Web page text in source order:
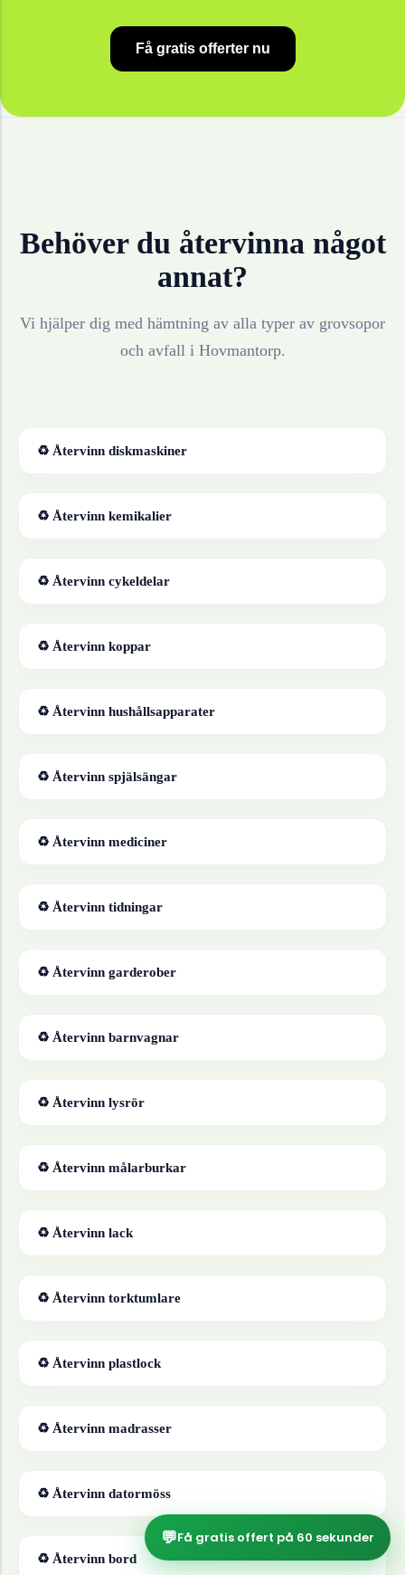
Få gratis offerter nu
Behöver du återvinna något
annat?
Vi hjälper dig med hämtning av alla typer av grovsopor
och avfall i Hovmantorp.
♻ Återvinn diskmaskiner
♻ Återvinn kemikalier
♻ Återvinn cykeldelar
♻ Återvinn koppar
♻ Återvinn hushållsapparater
♻ Återvinn spjälsängar
♻ Återvinn mediciner
♻ Återvinn tidningar
♻ Återvinn garderober
♻ Återvinn barnvagnar
♻ Återvinn lysrör
♻ Återvinn målarburkar
♻ Återvinn lack
♻ Återvinn torktumlare
♻ Återvinn plastlock
♻ Återvinn madrasser
♻ Återvinn datormöss
♻ Återvinn bord
💬Få gratis offert på 60 sekunder